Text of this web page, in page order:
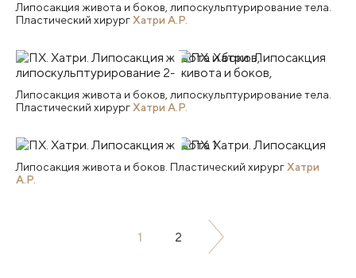
Липосакция живота и боков, липоскульптурирование тела.
Пластический хирург Хатри А.Р.
Липосакция живота и боков, липоскульптурирование тела.
Пластический хирург Хатри А.Р.
Липосакция живота и боков. Пластический хирург Хатри
А.Р.
1 2